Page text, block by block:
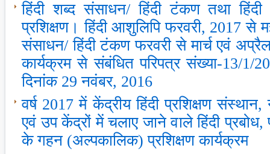
हिंदी शब्‍द संसाधन/ हिंदी टंकण तथा
प्रशिक्षण। हिंदी आशुलिपि फरवरी, 2017 से
संसाधन/ हिंदी टंकण फरवरी से मार्च एवं
कार्यक्रम से संबंधित परिपत्र संख्‍या-13/1/
दिनांक 29 नवंबर, 2016
वर्ष 2017 में केंद्रीय हिंदी प्रशिक्षण
एवं उप केंद्रों में चलाए जाने वाले हिंदी प्रबोध,
के गहन (अल्‍पकालिक) प्रशिक्षण कार्यक्रम